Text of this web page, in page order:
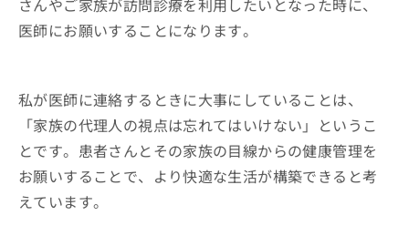
さんやご家族が訪問診療を利用したいとなった時に、
医師にお願いすることになります。
私が医師に連絡するときに大事にしていることは、
「家族の代理人の視点は忘れてはいけない」というこ
とです。患者さんとその家族の目線からの健康管理を
お願いすることで、より快適な生活が構築できると考
えています。